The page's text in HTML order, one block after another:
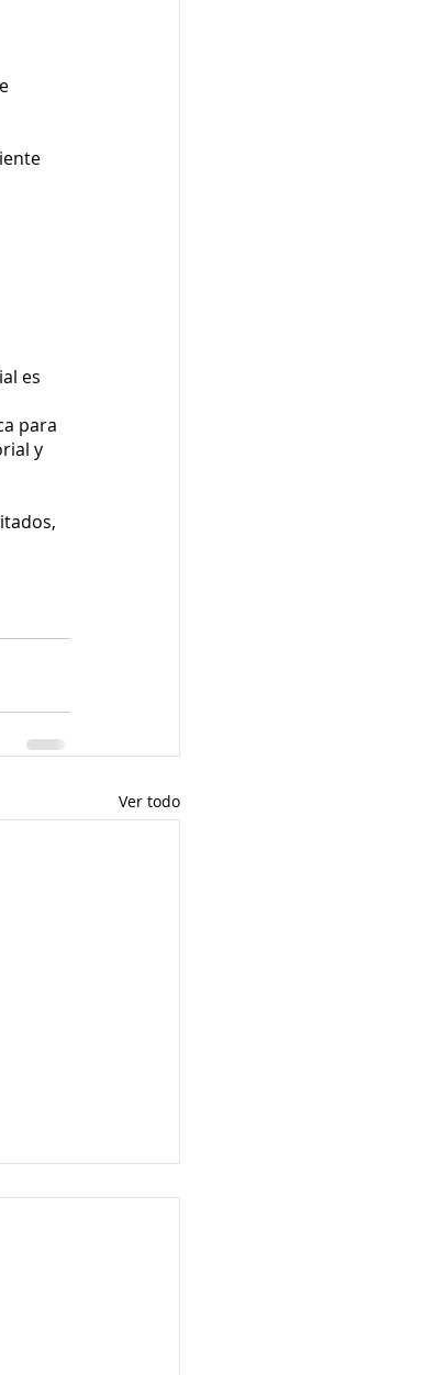
es
para
y
Ver todo